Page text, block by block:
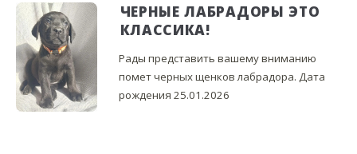
ЧЕРНЫЕ ЛАБРАДОРЫ ЭТО
КЛАССИКА!
Рады представить вашему вниманию
помет черных щенков лабрадора. Дата
рождения 25.01.2026